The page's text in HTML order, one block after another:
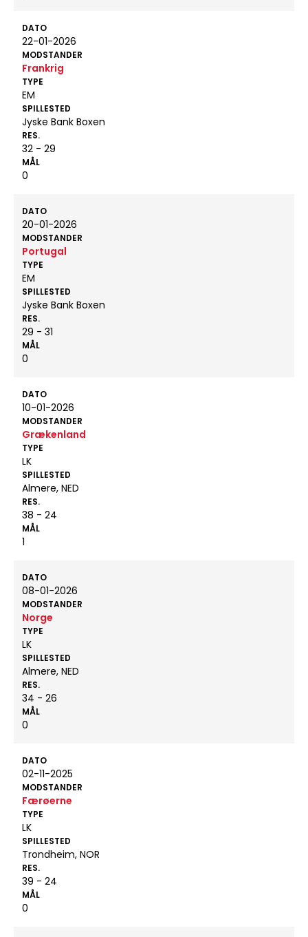
DATO
22-01-2026
MODSTANDER
Frankrig
TYPE
EM
SPILLESTED
Jyske Bank Boxen
RES.
32 - 29
MÅL
0
DATO
20-01-2026
MODSTANDER
Portugal
TYPE
EM
SPILLESTED
Jyske Bank Boxen
RES.
29 - 31
MÅL
0
DATO
10-01-2026
MODSTANDER
Grækenland
TYPE
LK
SPILLESTED
Almere, NED
RES.
38 - 24
MÅL
1
DATO
08-01-2026
MODSTANDER
Norge
TYPE
LK
SPILLESTED
Almere, NED
RES.
34 - 26
MÅL
0
DATO
02-11-2025
MODSTANDER
Færøerne
TYPE
LK
SPILLESTED
Trondheim, NOR
RES.
39 - 24
MÅL
0